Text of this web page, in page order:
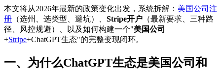
本文将从2026年最新的政策变化出发，系统拆解： 美国公司注
册 （选州、选类型、避坑）、 Stripe开户 （最新要求、三种路
径、风控规避）、以及如何构建一个"美国公司
+Stripe+ChatGPT生态"的完整变现闭环。
一、为什么ChatGPT生态是美国公司和